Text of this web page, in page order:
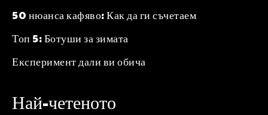
50 нюанса кафяво: Как да ги съчетаем
Топ 5: Ботуши за зимата
Експеримент дали ви обича
Най-четеното